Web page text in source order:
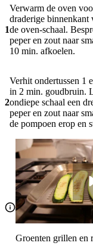
1
Verwarm de oven
draderige binnenkant
de oven-schaal.
peper en zout naar
10 min. afkoelen.
2
Verhit ondertussen 1
in 2 min. goudbruin.
ondiepe schaal een
peper en zout naar
de pompoen erop en
Groenten grillen en